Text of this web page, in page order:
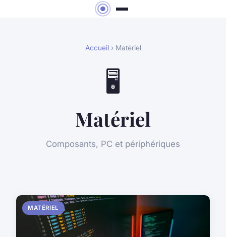
Accueil› Matériel
🖥️
Matériel
Composants, PC et périphériques
MATÉRIEL